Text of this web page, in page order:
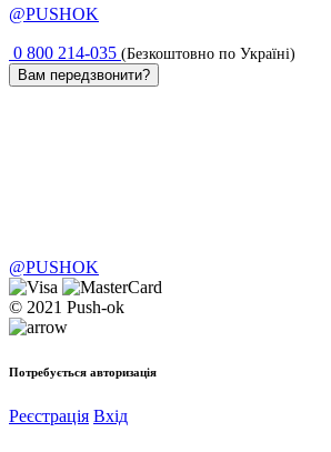
@PUSHOK
0 800 214-035 (Безкоштовно по Україні)
Вам передзвонити?
@PUSHOK
© 2021 Push-ok
Потребується авторизація
Реєстрація Вхід